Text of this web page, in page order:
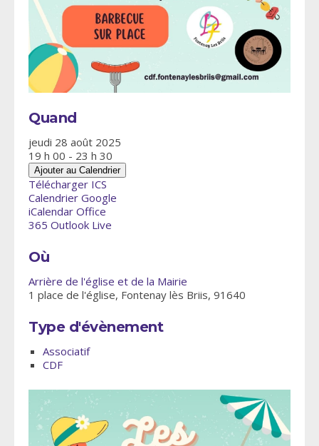
Quand
jeudi 28 août 2025
19 h 00 - 23 h 30
Ajouter au Calendrier
Télécharger ICS
Calendrier Google
iCalendar Office
365 Outlook Live
Où
Arrière de l'église et de la Mairie
1 place de l'église, Fontenay lès Briis, 91640
Type d'évènement
Associatif
CDF